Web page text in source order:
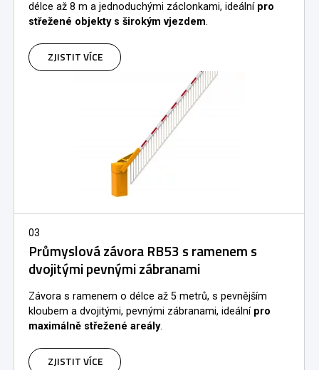
délce až 8 m a jednoduchými záclonkami, ideální pro
střežené objekty s širokým vjezdem.
ZJISTIT VÍCE
03
Průmyslová závora RB53 s ramenem s
dvojitými pevnými zábranami
Závora s ramenem o délce až 5 metrů, s pevnějším
kloubem a dvojitými, pevnými zábranami, ideální pro
maximálně střežené areály.
ZJISTIT VÍCE